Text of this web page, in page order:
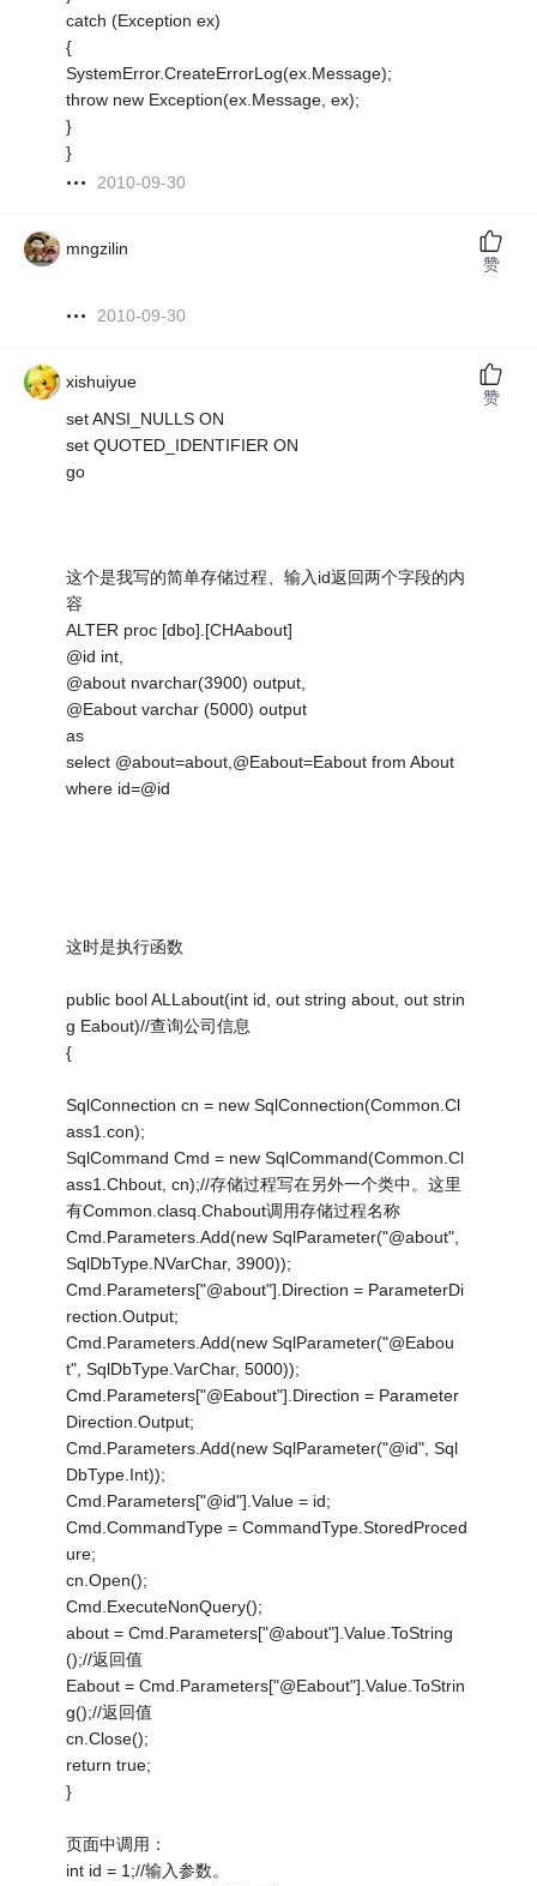
catch (Exception ex)
{
SystemError.CreateErrorLog(ex.Message);
throw new Exception(ex.Message, ex);
}
}
2010-09-30
mngzilin
2010-09-30
赞
xishuiyue
set ANSI_NULLS ON
set QUOTED_IDENTIFIER ON
go
这个是我写的简单存储过程、输入id返回两个字段的内
容
ALTER proc [dbo].[CHAabout]
@id int,
@about nvarchar(3900) output,
@Eabout varchar (5000) output
as
select @about=about,@Eabout=Eabout from About
where id=@id
这时是执行函数
public bool ALLabout(int id, out string about, out strin
g Eabout)//查询公司信息
{
SqlConnection cn = new SqlConnection(Common.Cl
ass1.con);
SqlCommand Cmd = new SqlCommand(Common.Cl
ass1.Chbout, cn);//存储过程写在另外一个类中。这里
有Common.clasq.Chabout调用存储过程名称
Cmd.Parameters.Add(new SqlParameter("@about",
SqlDbType.NVarChar, 3900));
Cmd.Parameters["@about"].Direction = ParameterDi
rection.Output;
Cmd.Parameters.Add(new SqlParameter("@Eabou
t", SqlDbType.VarChar, 5000));
Cmd.Parameters["@Eabout"].Direction = Parameter
Direction.Output;
Cmd.Parameters.Add(new SqlParameter("@id", Sql
DbType.Int));
Cmd.Parameters["@id"].Value = id;
Cmd.CommandType = CommandType.StoredProced
ure;
cn.Open();
Cmd.ExecuteNonQuery();
about = Cmd.Parameters["@about"].Value.ToString
();//返回值
Eabout = Cmd.Parameters["@Eabout"].Value.ToStrin
g();//返回值
cn.Close();
return true;
}
页面中调用：
int id = 1;//输入参数。
赞